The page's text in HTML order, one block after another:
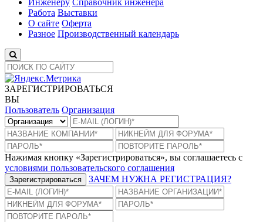
Инженеру Справочник инженера
Работа Выставки
О сайте Оферта
Разное Производственный календарь
ЗАРЕГИСТРИРОВАТЬСЯ
ВЫ
Пользователь Организация
Нажимая кнопку «Зарегистрироваться», вы соглашаетесь с
условиями пользовательского соглашения
Зарегистрироваться ЗАЧЕМ НУЖНА РЕГИСТРАЦИЯ?